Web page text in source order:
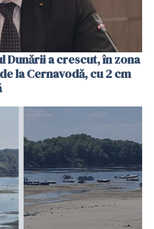
Dunării a crescut, în zona
la Cernavodă, cu 2 cm